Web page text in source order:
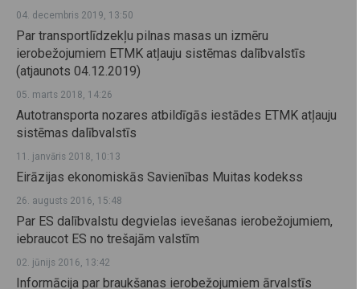
04. decembris 2019, 13:50
Par transportlīdzekļu pilnas masas un izmēru
ierobežojumiem ETMK atļauju sistēmas dalībvalstīs
(atjaunots 04.12.2019)
05. marts 2018, 14:26
Autotransporta nozares atbildīgās iestādes ETMK atļauju
sistēmas dalībvalstīs
11. janvāris 2018, 10:13
Eirāzijas ekonomiskās Savienības Muitas kodekss
26. augusts 2016, 15:48
Par ES dalībvalstu degvielas ievešanas ierobežojumiem,
iebraucot ES no trešajām valstīm
02. jūnijs 2016, 13:42
Informācija par braukšanas ierobežojumiem ārvalstīs